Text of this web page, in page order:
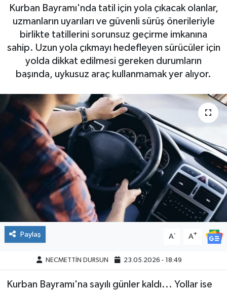
Kurban Bayramı'nda tatil için yola çıkacak olanlar,
uzmanların uyarıları ve güvenli sürüş önerileriyle
birlikte tatillerini sorunsuz geçirme imkanına
sahip. Uzun yola çıkmayı hedefleyen sürücüler için
yolda dikkat edilmesi gereken durumların
başında, uykusuz araç kullanmamak yer alıyor.
Paylaş A- A+
NECMETTİN DURSUN 23.05.2026 - 18:49
Kurban Bayramı'na sayılı günler kaldı... Yollar ise